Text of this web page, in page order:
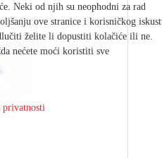
Neki od njih su neophodni za rad
ove stranice i korisničkog
želite li dopustiti kolačiće ili ne.
nećete moći koristiti sve
privatnosti